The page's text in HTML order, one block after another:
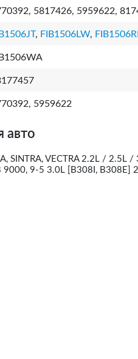
5817426, 5959622,
, FIB1506LW,
5959622
авто
SINTRA, VECTRA 2.2L /
9000, 9-5 3.0L [B308I, B308E]